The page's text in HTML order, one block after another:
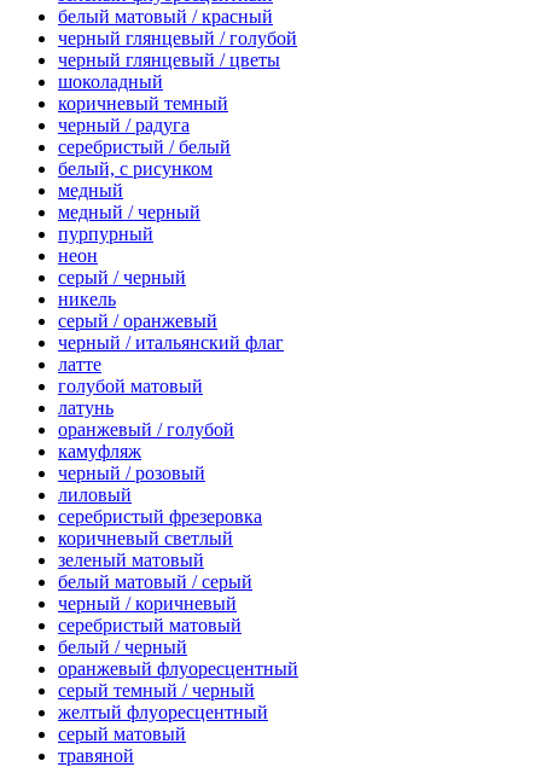
белый матовый / красный
черный глянцевый / голубой
черный глянцевый / цветы
шоколадный
коричневый темный
черный / радуга
серебристый / белый
белый, с рисунком
медный
медный / черный
пурпурный
неон
серый / черный
никель
серый / оранжевый
черный / итальянский флаг
латте
голубой матовый
латунь
оранжевый / голубой
камуфляж
черный / розовый
лиловый
серебристый фрезеровка
коричневый светлый
зеленый матовый
белый матовый / серый
черный / коричневый
серебристый матовый
белый / черный
оранжевый флуоресцентный
серый темный / черный
желтый флуоресцентный
серый матовый
травяной